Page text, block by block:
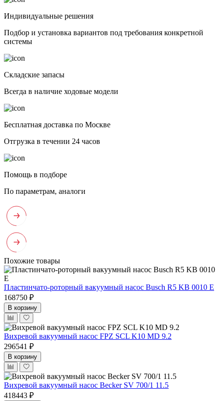
Индивидуальные решения
Подбор и установка вариантов под требования конкретной
системы
Складские запасы
Всегда в наличие ходовые модели
Бесплатная доставка по Москве
Отгрузка в течении 24 часов
Помощь в подборе
По параметрам, аналоги
Похожие товары
Пластинчато-роторный вакуумный насос Busch R5 KB 0010 E
168750 ₽
В корзину
Вихревой вакуумный насос FPZ SCL K10 MD 9.2
296541 ₽
В корзину
Вихревой вакуумный насос Becker SV 700/1 11.5
418443 ₽